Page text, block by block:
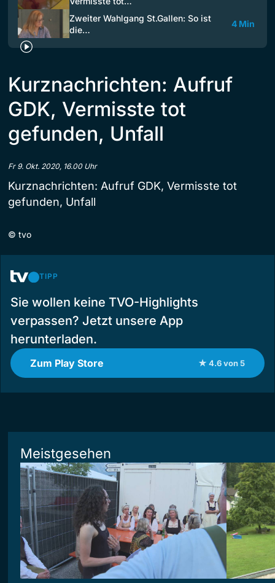
Zweiter Wahlgang St.Gallen: So ist
die…
4 Min
Kurznachrichten: Aufruf
GDK, Vermisste tot
gefunden, Unfall
Fr 9. Okt. 2020, 16.00 Uhr
Kurznachrichten: Aufruf GDK, Vermisste tot
gefunden, Unfall
© tvo
TIPP
Sie wollen keine TVO-Highlights
verpassen? Jetzt unsere App
herunterladen.
Zum Play Store ★ 4.6 von 5
Meistgesehen